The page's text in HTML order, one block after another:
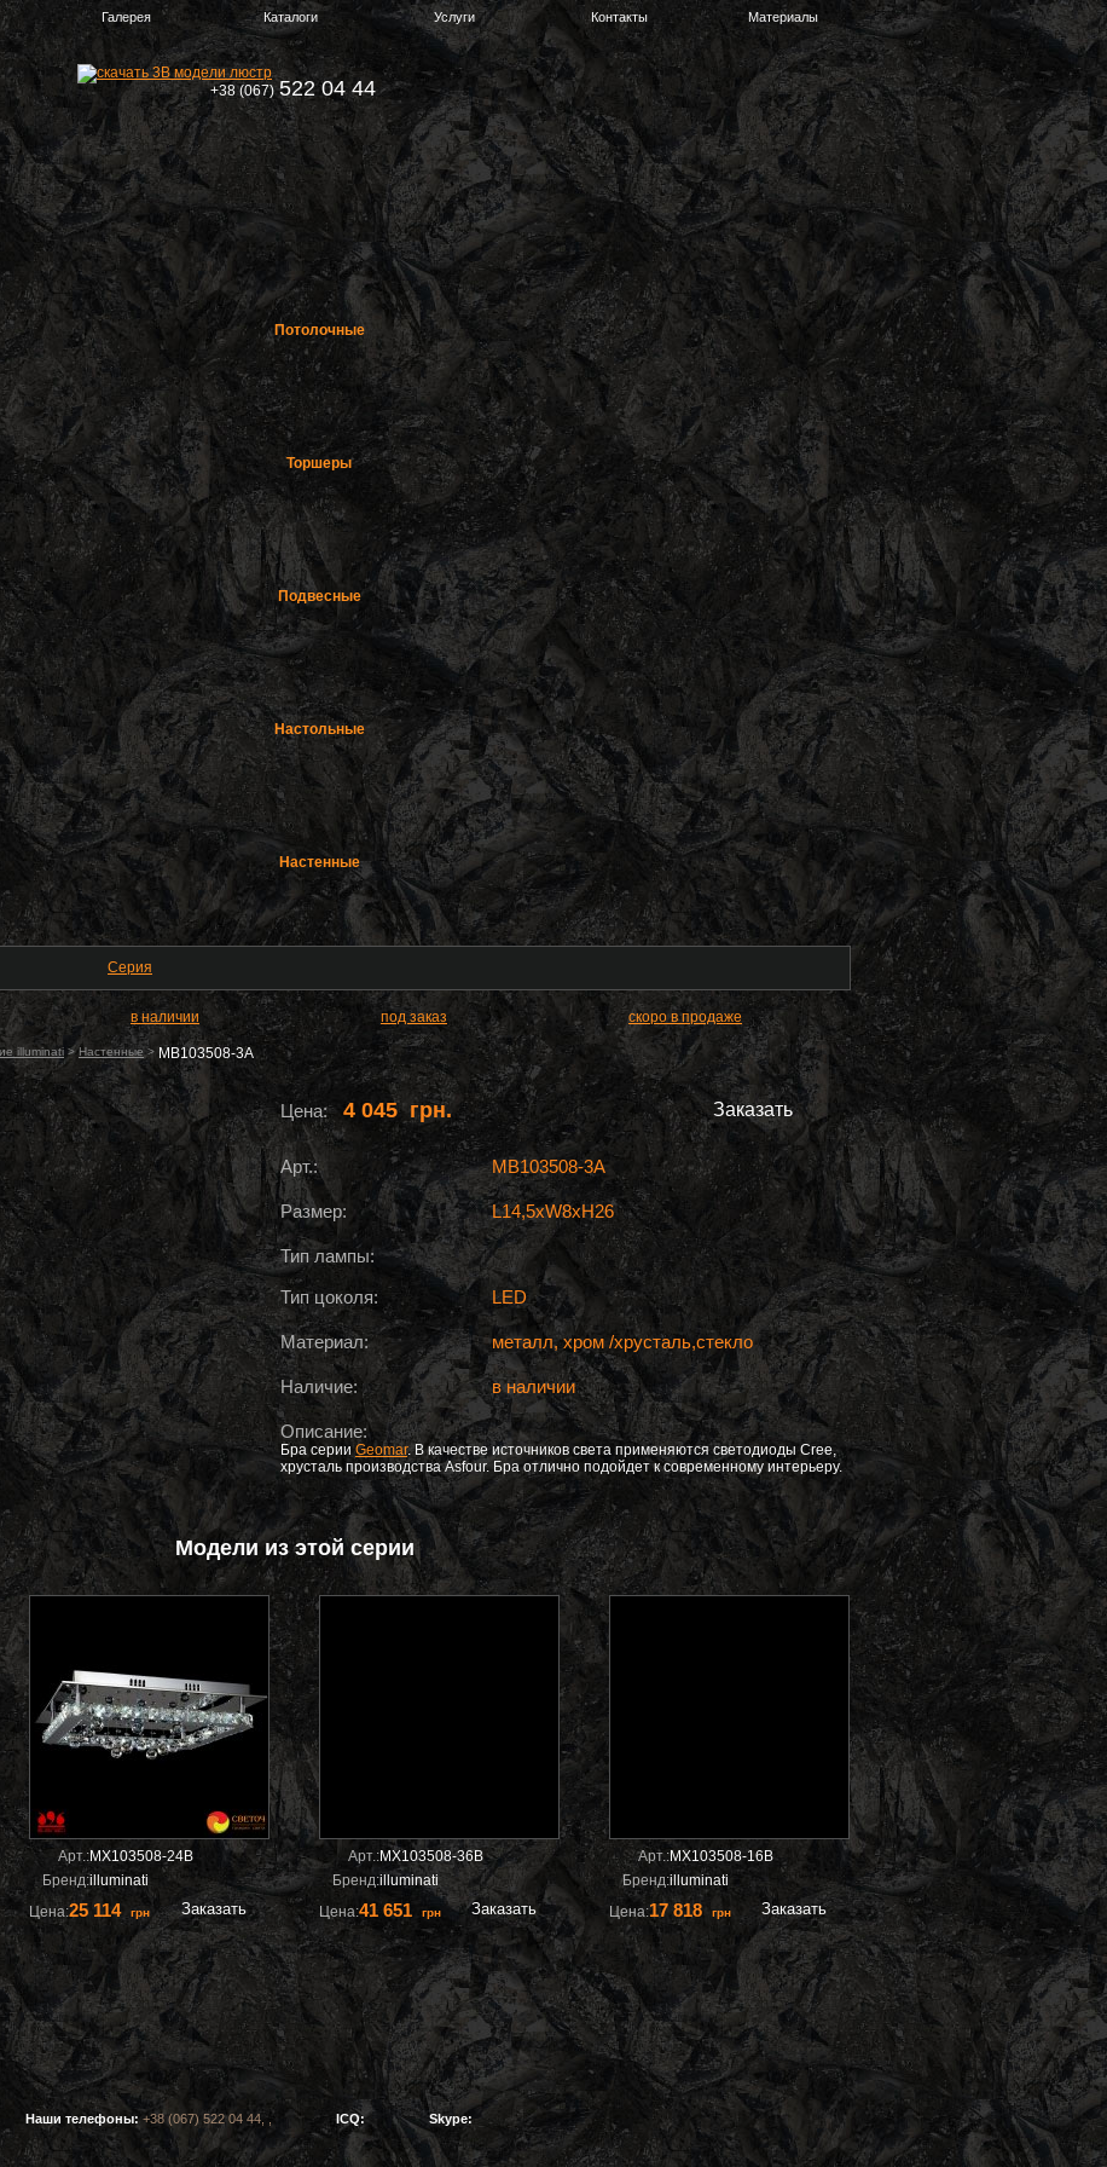
Галерея Каталоги Услуги Контакты Материалы
+38 (067) 522 04 44
Потолочные
Торшеры
Подвесные
Настольные
Настенные
Серия
в наличии под заказ скоро в продаже
illuminati >Настенные > MB103508-3A
Цена: 4 045 грн. Заказать
Арт.: MB103508-3A
Размер: L14,5xW8xH26
Тип лампы:
Тип цоколя:
LED
Материал: металл, хром /хрусталь,стекло
Наличие: в наличии
Описание:
Бра серииGeomar. В качестве источников света применяются светодиоды Cree,
хрусталь производства Asfour. Бра отлично подойдет к современному интерьеру.
Модели из этой серии
Арт.:MX103508-24B
Бренд:illuminati
Цена:25 114 грн Заказать
Арт.:MX103508-36B
Бренд:illuminati
Цена:41 651 грн Заказать
Арт.:MX103508-16B
Бренд:illuminati
Цена:17 818 грн Заказать
Наши телефоны:+38 (067) 522 04 44, , ICQ: Skype: